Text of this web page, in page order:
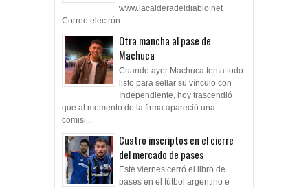
www.lacalderadeldiablo.net
Correo electrón...
Otra mancha al pase de
Machuca
Cuando ayer Machuca tenía todo
listo para sellar su vínculo con
Independiente, hoy trascendió
que al momento de la firma apareció una
comisi...
Cuatro inscriptos en el cierre
del mercado de pases
Este viernes cerró el libro de
pases en el fútbol argentino e